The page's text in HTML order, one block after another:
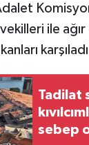
vekilleri ile
Tadilat
sebep